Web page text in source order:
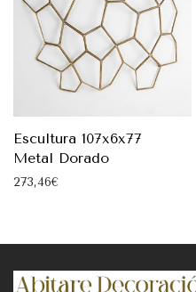
Escultura 107x6x77
Metal Dorado
273,46€